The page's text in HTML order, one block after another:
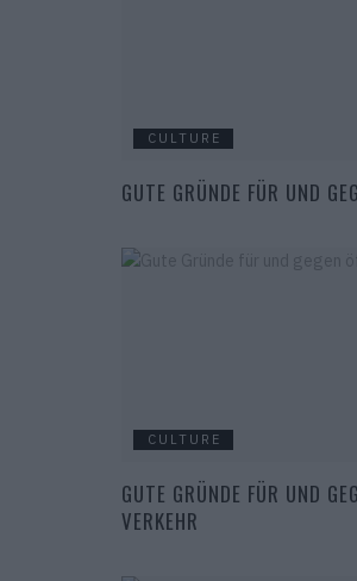
CULTURE
GUTE GRÜNDE FÜR UND
CULTURE
GUTE GRÜNDE FÜR UND
VERKEHR